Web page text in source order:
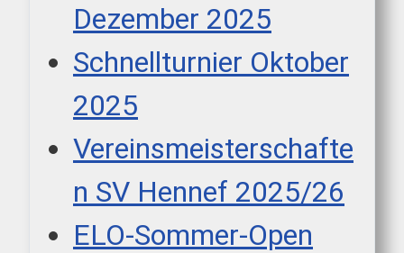
Dezember 2025
Schnellturnier Oktober
2025
Vereinsmeisterschafte
n SV Hennef 2025/26
ELO-Sommer-Open